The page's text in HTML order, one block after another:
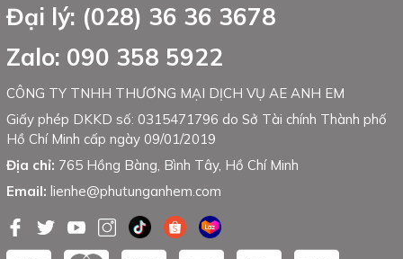
Đại lý: (028) 36 36 3678
Zalo: 090 358 5922
CÔNG TY TNHH THƯƠNG MẠI DỊCH VỤ AE ANH EM
Giấy phép DKKD số: 0315471796 do Sở Tài chính Thành phố
Hồ Chí Minh cấp ngày 09/01/2019
Địa chỉ: 765 Hồng Bàng, Bình Tây, Hồ Chí Minh
Email: lienhe@phutunganhem.com